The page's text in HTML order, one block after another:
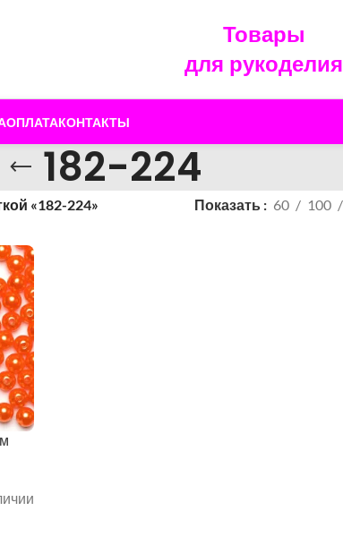
Товары
для рукоделия
ОПЛАТАКОНТАКТЫ
182-224
«182-224» Показать 60 100